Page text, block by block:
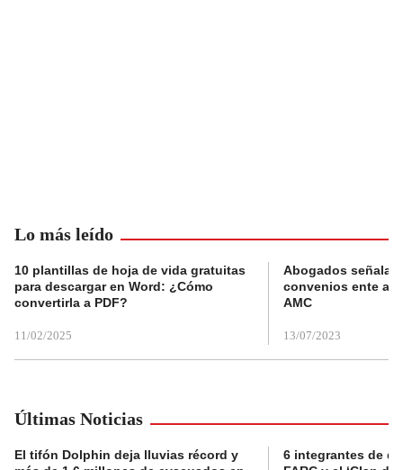
Lo más leído
10 plantillas de hoja de vida gratuitas
para descargar en Word: ¿Cómo
convertirla a PDF?
11/02/2025
Abogados
convenios ente
AMC
13/07/2023
Últimas Noticias
El tifón Dolphin deja lluvias récord y
6 integrantes de